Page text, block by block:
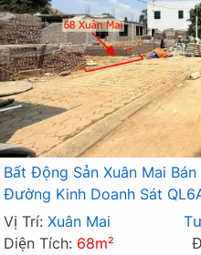
Bất Động Sản Xuân Mai
Đường Kinh Doanh Sát
Vị Trí: Xuân Mai
Diện Tích: 68m²